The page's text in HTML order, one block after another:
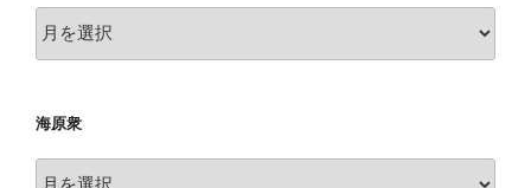
俳
海原衆